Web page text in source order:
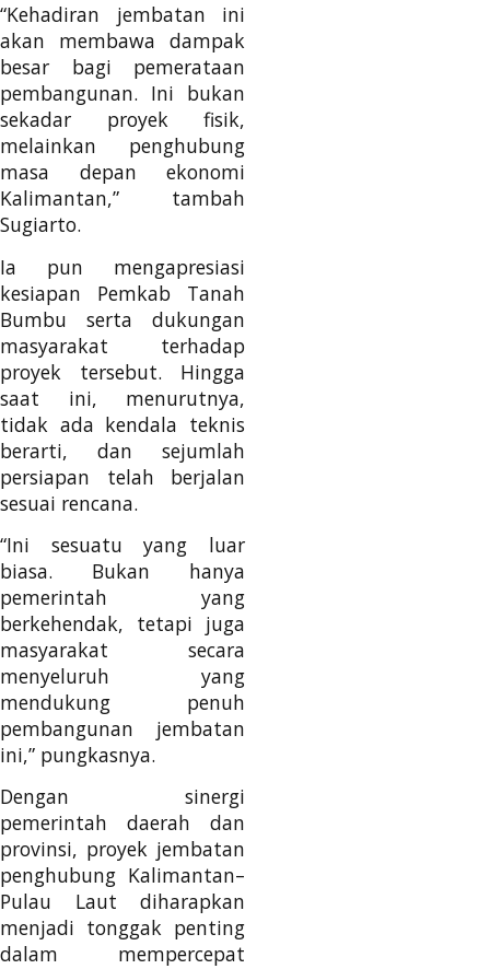
“Kehadiran jembatan ini
akan membawa dampak
besar bagi pemerataan
pembangunan. Ini bukan
sekadar proyek fisik,
melainkan penghubung
masa depan ekonomi
Kalimantan,” tambah
Sugiarto.
Ia pun mengapresiasi
kesiapan Pemkab Tanah
Bumbu serta dukungan
masyarakat terhadap
proyek tersebut. Hingga
saat ini, menurutnya,
tidak ada kendala teknis
berarti, dan sejumlah
persiapan telah berjalan
sesuai rencana.
“Ini sesuatu yang luar
biasa. Bukan hanya
pemerintah yang
berkehendak, tetapi juga
masyarakat secara
menyeluruh yang
mendukung penuh
pembangunan jembatan
ini,” pungkasnya.
Dengan sinergi
pemerintah daerah dan
provinsi, proyek jembatan
penghubung Kalimantan–
Pulau Laut diharapkan
menjadi tonggak penting
dalam mempercepat